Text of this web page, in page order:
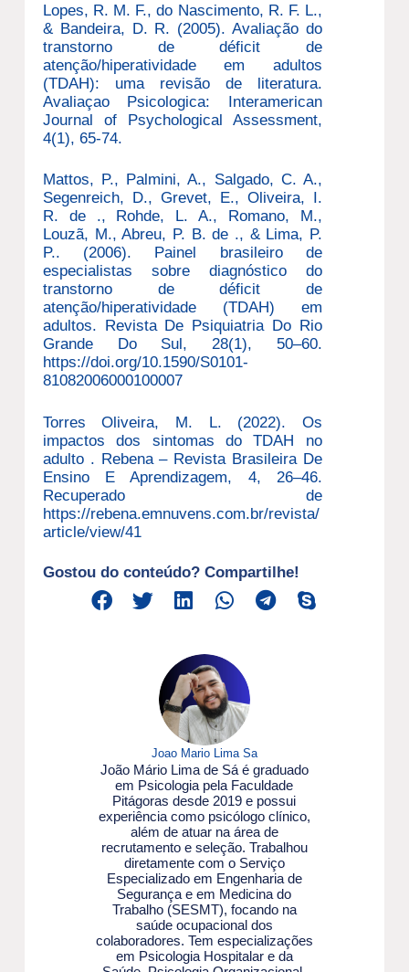
Lopes, R. M. F., do Nascimento, R. F. L.,
& Bandeira, D. R. (2005). Avaliação do
transtorno de déficit de
atenção/hiperatividade em adultos
(TDAH): uma revisão de literatura.
Avaliaçao Psicologica: Interamerican
Journal of Psychological Assessment,
4(1), 65-74.
Mattos, P., Palmini, A., Salgado, C. A.,
Segenreich, D., Grevet, E., Oliveira, I.
R. de ., Rohde, L. A., Romano, M.,
Louzã, M., Abreu, P. B. de ., & Lima, P.
P.. (2006). Painel brasileiro de
especialistas sobre diagnóstico do
transtorno de déficit de
atenção/hiperatividade (TDAH) em
adultos. Revista De Psiquiatria Do Rio
Grande Do Sul, 28(1), 50–60.
https://doi.org/10.1590/S0101-
81082006000100007
Torres Oliveira, M. L. (2022). Os
impactos dos sintomas do TDAH no
adulto . Rebena – Revista Brasileira De
Ensino E Aprendizagem, 4, 26–46.
Recuperado de
https://rebena.emnuvens.com.br/revista/
article/view/41
Gostou do conteúdo? Compartilhe!
Joao Mario Lima Sa
João Mário Lima de Sá é graduado
em Psicologia pela Faculdade
Pitágoras desde 2019 e possui
experiência como psicólogo clínico,
além de atuar na área de
recrutamento e seleção. Trabalhou
diretamente com o Serviço
Especializado em Engenharia de
Segurança e em Medicina do
Trabalho (SESMT), focando na
saúde ocupacional dos
colaboradores. Tem especializações
em Psicologia Hospitalar e da